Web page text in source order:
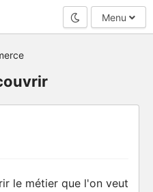
Mode nuit
Menu
le métier que l'on veut